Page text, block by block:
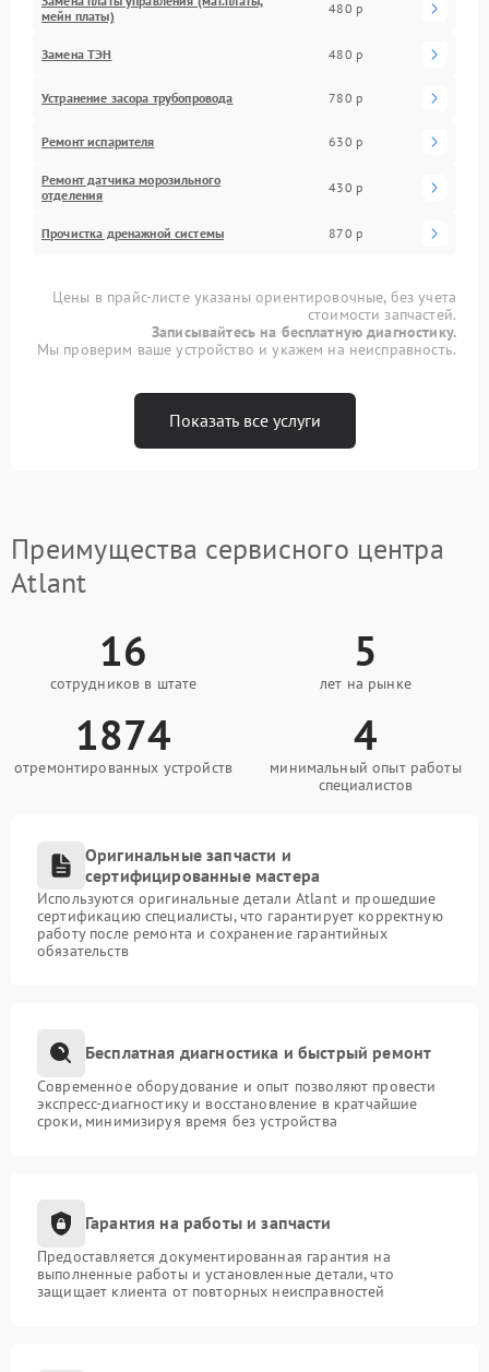
мейн платы)
480 р
Замена ТЭН 480 р
Устранение засора трубопровода 780 р
Ремонт испарителя 630 р
Ремонт датчика морозильного
отделения
430 р
Прочистка дренажной системы 870 р
Цены в прайс-листе указаны ориентировочные, без учета
стоимости запчастей.
Записывайтесь на бесплатную диагностику.
Мы проверим ваше устройство и укажем на неисправность.
Показать все услуги
Преимущества сервисного центра
Atlant
16
сотрудников в штате
5
лет на рынке
1874
отремонтированных устройств
4
минимальный опыт работы
специалистов
Оригинальные запчасти и
сертифицированные мастера
Используются оригинальные детали Atlant и прошедшие
сертификацию специалисты, что гарантирует корректную
работу после ремонта и сохранение гарантийных
обязательств
Бесплатная диагностика и быстрый ремонт
Современное оборудование и опыт позволяют провести
экспресс-диагностику и восстановление в кратчайшие
сроки, минимизируя время без устройства
Гарантия на работы и запчасти
Предоставляется документированная гарантия на
выполненные работы и установленные детали, что
защищает клиента от повторных неисправностей